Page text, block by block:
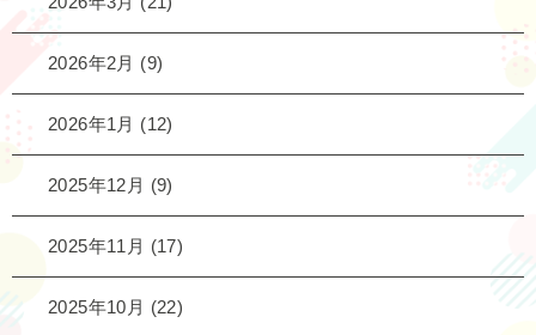
2026年2月 (9)
2026年1月 (12)
2025年12月 (9)
2025年11月 (17)
2025年10月 (22)